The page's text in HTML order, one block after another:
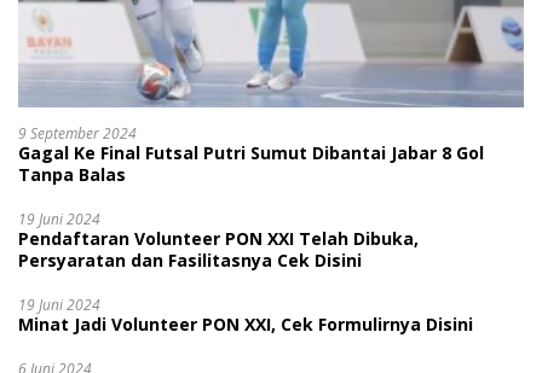
9 September 2024
Gagal Ke Final Futsal Putri Sumut Dibantai Jabar 8 Gol
Tanpa Balas
19 Juni 2024
Pendaftaran Volunteer PON XXI Telah Dibuka,
Persyaratan dan Fasilitasnya Cek Disini
19 Juni 2024
Minat Jadi Volunteer PON XXI, Cek Formulirnya Disini